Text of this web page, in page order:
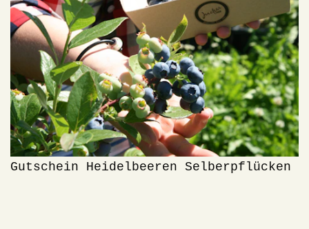
Gutschein Heidelbeeren Selberpflücken